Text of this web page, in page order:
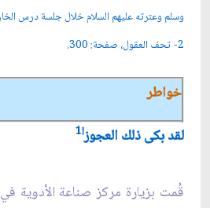
وسلم وعترته عليهم السلام خلال جلسة درس
2- تحف العقول، صفحة: 300.
خواطر
لقد بكى ذلك العجوز!1
قُمت بزيارة مركز صناعة